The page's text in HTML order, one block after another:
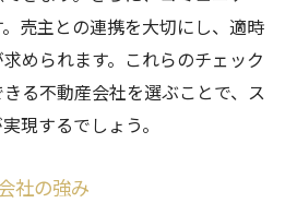
売主との連携を大切にし、適時
められます。これらのチェック
る不動産会社を選ぶことで、ス
現するでしょう。
社の強み